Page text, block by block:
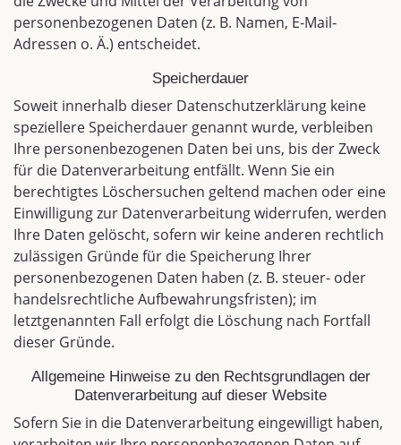
personenbezogenen Daten (z. B. Namen, E-Mail-
Adressen o. Ä.) entscheidet.
Speicherdauer
Soweit innerhalb dieser Datenschutzerklärung keine
speziellere Speicherdauer genannt wurde, verbleiben
Ihre personenbezogenen Daten bei uns, bis der Zweck
für die Datenverarbeitung entfällt. Wenn Sie ein
berechtigtes Löschersuchen geltend machen oder eine
Einwilligung zur Datenverarbeitung widerrufen, werden
Ihre Daten gelöscht, sofern wir keine anderen rechtlich
zulässigen Gründe für die Speicherung Ihrer
personenbezogenen Daten haben (z. B. steuer- oder
handelsrechtliche Aufbewahrungsfristen); im
letztgenannten Fall erfolgt die Löschung nach Fortfall
dieser Gründe.
Allgemeine Hinweise zu den Rechtsgrundlagen der
Datenverarbeitung auf dieser Website
Sofern Sie in die Datenverarbeitung eingewilligt haben,